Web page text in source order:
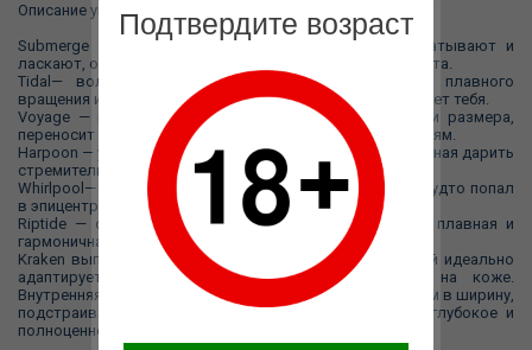
Описание уникальных текстур:
Submerge — щупальца с присосками, которые обхватывают и
ласкают, обеспечивая максимальную плотность контакта.
Tidal— волнообразный дизайн, создающий эффект плавного
вращения и волнения, словно океанская волна накрывает тебя.
Voyage — варианты точек давления, разной формы и размера,
переносит в настоящее путешествие по новым ощущениям.
Harpoon — удлиненная вертикальная структура, призванная дарить
стремительные фрикционные переживания.
Whirlpool— завитки и гребни, вращающие и бодрящие, будто попал
в эпицентр стимуляции.
Riptide — сочетание рельефных волн и неровностей, плавная и
гармоничная стимуляция на каждом этапе.
Kraken выполнен из мягкого, эластичного TPE, который идеально
адаптируется к анатомии и приятно ощущается на коже.
Внутренняя камера расширяется до 20 см в длину и 10 см в ширину,
подстраиваясь под разные размеры и обеспечивая глубокое и
полноценное проникновение.
Подтвердите возраст